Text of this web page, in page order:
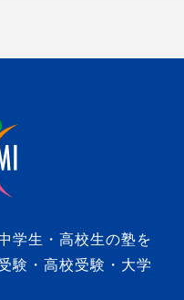
学生・高校生の塾を
験・高校受験・大学